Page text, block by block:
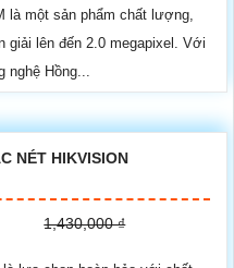
là một sản phẩm chất lượng,
giải lên đến 2.0 megapixel. Với
Hồng...
NÉT HIKVISION
1,430,000 ₫